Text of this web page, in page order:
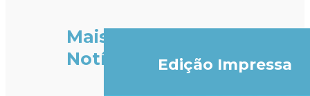
Mais
Notícias
Edição Impressa